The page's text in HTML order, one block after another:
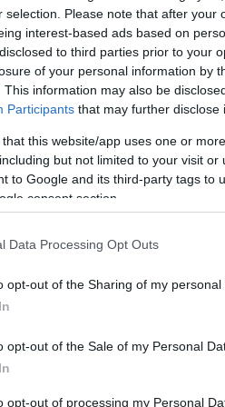
selection. Please note that after your
interest-based ads based on
to third parties prior to your
of your personal information by
This information may also be
Participants that may further disclose
that this website/app uses one or
but not limited to your visit
to Google and its third-party tags to
consent section.
Data Processing Opt Outs
opt-out of the Sharing of my personal
opt-out of the Sale of my Personal
opt-out of processing my Personal
Megyei Bíróság Cégközlönyben
egy szeptember 17-én benyújtott
a felszámolást. A társaság kijelölt
cég esetében – a Hitelintézeti
személye is megegyezik.
Zrt. szeptemberben állt le,
a társaság mintegy 190 dolgozója. A
alatt is ellát feladatokat.
másik cég, a Kapuvári Bacon Kft.,
Péter, a Kapuvári Hús Zrt. és a
a múlt keddi hitelezői tájékoztató
a köztartozások és a biztosított
Ezek kifizetésére is akkor van
Megjegyezte, hogy ezen
7,6 milliárd forint értékben. Ezek